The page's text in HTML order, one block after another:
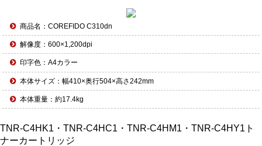
商品名：COREFIDO C310dn
解像度：600×1,200dpi
印字色：A4カラー
本体サイズ：幅410×奥行504×高さ242mm
本体重量：約17.4kg
TNR-C4HK1・TNR-C4HC1・TNR-C4HM1・TNR-C4HY1ト
ナーカートリッジ